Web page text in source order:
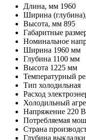
Длина, мм 1960
Ширина
Высота, мм 895
Габаритные
Номинальное
Ширина 1960 мм
Глубина 1100 мм
Высота 1225 мм
Температурный
Тип холодильная
Расход
Холодильный
Напряжение 220 В
Потребляемая
Страна
Глубина